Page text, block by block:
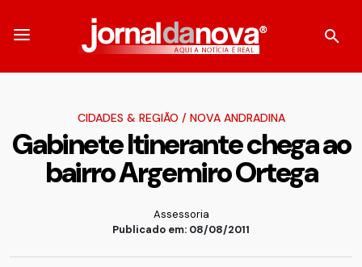
CIDADES & REGIÃO / NOVA ANDRADINA
Gabinete Itinerante chega ao
bairro Argemiro Ortega
Assessoria
Publicado em: 08/08/2011